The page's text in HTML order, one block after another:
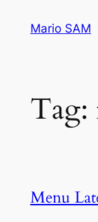
Mario SAM
Tag:
Menu